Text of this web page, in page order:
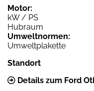
Motor:
kW / PS
Hubraum
Umweltnormen:
Umweltplakette
Standort
Details zum Ford